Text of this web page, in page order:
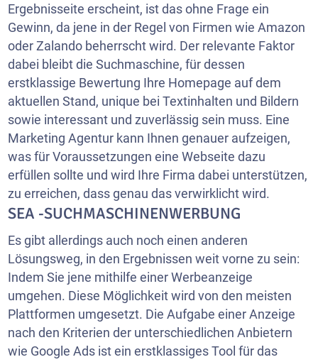
Ergebnisseite erscheint, ist das ohne Frage ein
Gewinn, da jene in der Regel von Firmen wie Amazon
oder Zalando beherrscht wird. Der relevante Faktor
dabei bleibt die Suchmaschine, für dessen
erstklassige Bewertung Ihre Homepage auf dem
aktuellen Stand, unique bei Textinhalten und Bildern
sowie interessant und zuverlässig sein muss. Eine
Marketing Agentur kann Ihnen genauer aufzeigen,
was für Voraussetzungen eine Webseite dazu
erfüllen sollte und wird Ihre Firma dabei unterstützen,
zu erreichen, dass genau das verwirklicht wird.
SEA -SUCHMASCHINENWERBUNG
Es gibt allerdings auch noch einen anderen
Lösungsweg, in den Ergebnissen weit vorne zu sein:
Indem Sie jene mithilfe einer Werbeanzeige
umgehen. Diese Möglichkeit wird von den meisten
Plattformen umgesetzt. Die Aufgabe einer Anzeige
nach den Kriterien der unterschiedlichen Anbietern
wie Google Ads ist ein erstklassiges Tool für das